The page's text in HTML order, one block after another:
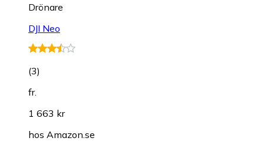
Drönare
DJI Neo
(3)
fr.
1 663 kr
hos Amazon.se